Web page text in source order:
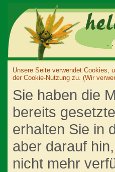
Unsere Seite verwendet Cookies,
der Cookie-Nutzung zu. (Wir
Sie haben die
bereits
erhalten Sie in
aber darauf
nicht mehr